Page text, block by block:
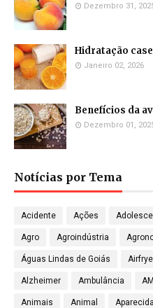
Dezembro 31,
Hidratação
Janeiro 02, 2026
Benefícios da
Dezembro 01,
Notícias por Tema
Acidente Ações
Agro Agroindústria
Águas Lindas de Goiás
Alzheimer Ambulância
Animais Animal